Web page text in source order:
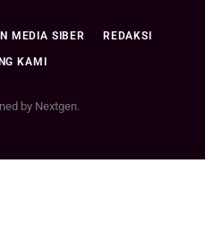
MEDIA SIBER REDAKSI
KAMI
by Nextgen.